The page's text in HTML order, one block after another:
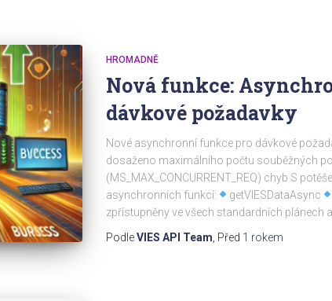
HROMADNĚ
Nová funkce:
dávkové požadavky
Nové asynchronní funkce pro dávkové
dosaženo maximálního počtu souběžných
(MS_MAX_CONCURRENT_REQ) chyb S
asynchronních funkcí:
getVIESDataAsync
zpřístupněny ve všech standardních plánech
PodleVIES API Team , Před 1 rokem